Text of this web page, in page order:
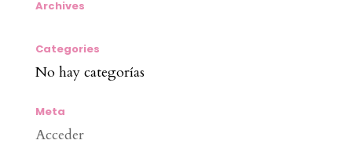
Archives
Categories
No hay categorías
Meta
Acceder